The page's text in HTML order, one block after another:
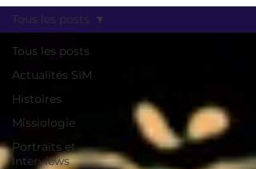
Tous les posts
Actualités SIM
Histoires
Missiologie
Portraits et
Interviews
Tous les posts